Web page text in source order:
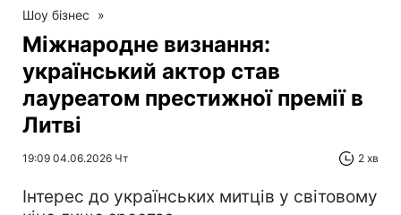
Шоу бізнес »
Міжнародне визнання:
український актор став
лауреатом престижної премії в
Литві
19:09 04.06.2026 Чт 2 хв
Інтерес до українських митців у світовому